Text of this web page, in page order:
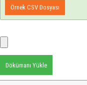
Örnek CSV Dosyası
Dökümanı Yükle